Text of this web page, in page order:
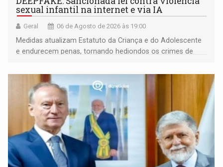
sexual infantil na internet e via IA
Geral 06 de Agosto de 2026 às 19:00
Medidas atualizam Estatuto da Criança e do Adolescente
e endurecem penas, tornando hediondos os crimes de